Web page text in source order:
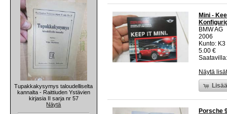
Tupakkakysymys taloudelliselta
kannalta - Raittiuden Ystävien
kirjasia II sarja nr 57
Näytä
Mini -
BMW AG
2006
Kunto:
5.00 €
Näytä
Porsche